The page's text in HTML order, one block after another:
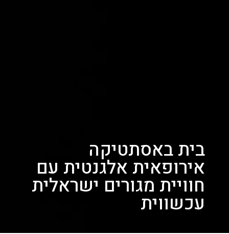
בית באסתטיקה
אירופאית אלגנטית עם
חוויית מגורים ישראלית
עכשווית